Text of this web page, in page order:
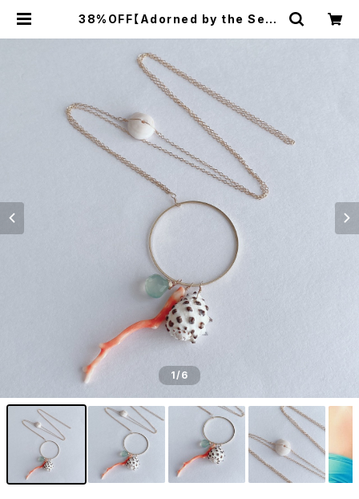
38%OFF【Adorned by the Sea】
1/6